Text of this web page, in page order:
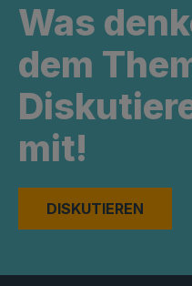
Was
dem
mit!
DISKUTIEREN